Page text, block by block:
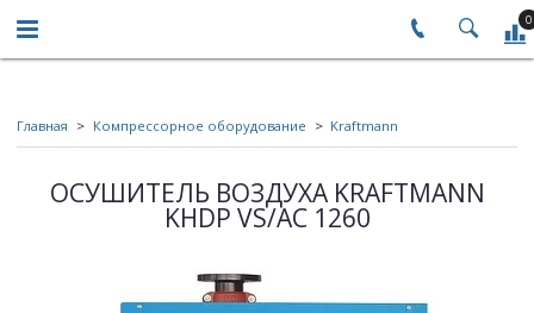
0
Главная Компрессорное оборудование Kraftmann
ОСУШИТЕЛЬ ВОЗДУХА KRAFTMANN
KHDP VS/AC 1260